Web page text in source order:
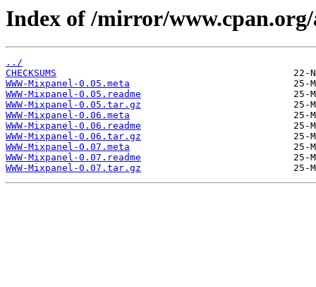
Index of /mirror/
../
CHECKSUMS
WWW-Mixpanel-0.05.meta
WWW-Mixpanel-0.05.readme
WWW-Mixpanel-0.05.tar.gz
WWW-Mixpanel-0.06.meta
WWW-Mixpanel-0.06.readme
WWW-Mixpanel-0.06.tar.gz
WWW-Mixpanel-0.07.meta
WWW-Mixpanel-0.07.readme
WWW-Mixpanel-0.07.tar.gz